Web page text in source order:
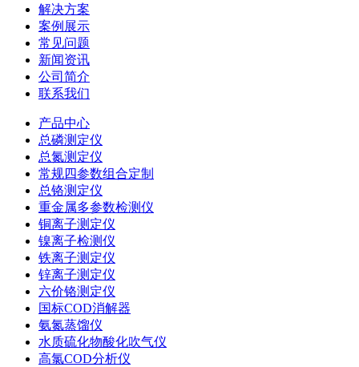
解决方案
案例展示
常见问题
新闻资讯
公司简介
联系我们
产品中心
总磷测定仪
总氮测定仪
常规四参数组合定制
总铬测定仪
重金属多参数检测仪
铜离子测定仪
镍离子检测仪
铁离子测定仪
锌离子测定仪
六价铬测定仪
国标COD消解器
氨氮蒸馏仪
水质硫化物酸化吹气仪
高氯COD分析仪